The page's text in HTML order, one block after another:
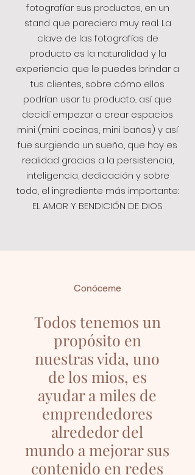
fotografíar sus productos, en un
stand que pareciera muy real. La
clave de las fotografías de
producto es la naturalidad y la
experiencia que le puedes brindar a
tus clientes, sobre cómo ellos
podrían usar tu producto.. así que
decidí empezar a crear espacios
mini (mini cocinas, mini baños) y así
fue surgiendo un sueño, que hoy es
realidad gracias a la persistencia,
inteligencia, dedicación y sobre
todo, el ingrediente más importante:
EL AMOR Y BENDICIÓN DE DIOS.
Conóceme
Todos tenemos un
propósito en
nuestras vida, uno
de los mios, es
ayudar a miles de
emprendedores
alrededor del
mundo a mejorar sus
contenido en redes